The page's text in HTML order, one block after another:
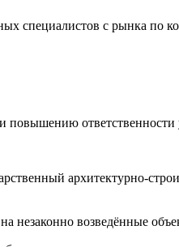
специалистов с рынка по
повышению ответственности
архитектурно-
незаконно возведённые